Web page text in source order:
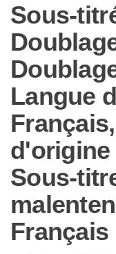
Sous-
Langue
d'origine
Sous-
Français